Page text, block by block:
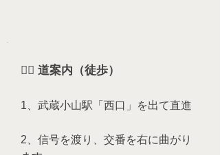
🚶‍♂️ 道案内（徒歩）
1、武蔵小山駅「西口」を出て直進
2、信号を渡り、交番を右に曲がり